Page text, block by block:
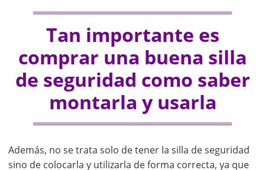
Tan importante es
comprar una buena silla
de seguridad como saber
montarla y usarla
Además, no se trata solo de tener la silla de seguridad
sino de colocarla y utilizarla de forma correcta, ya que